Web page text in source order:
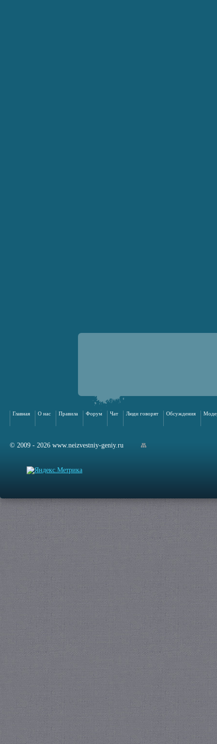
Главная О нас Правила Форум Чат Люди говорят Обсуждения
© 2009 - 2026 www.neizvestniy-geniy.ru
сайта